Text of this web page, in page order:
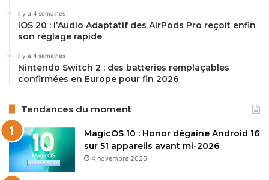
il y a 4 semaines
iOS 20 : l’Audio Adaptatif des AirPods Pro reçoit enfin
son réglage rapide
il y a 4 semaines
Nintendo Switch 2 : des batteries remplaçables
confirmées en Europe pour fin 2026
Tendances du moment
MagicOS 10 : Honor dégaine Android 16
sur 51 appareils avant mi-2026
4 novembre 2025